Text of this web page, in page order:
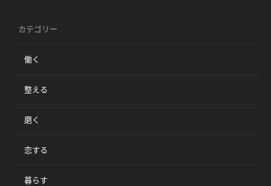
カテゴリー
働く
整える
磨く
恋する
暮らす